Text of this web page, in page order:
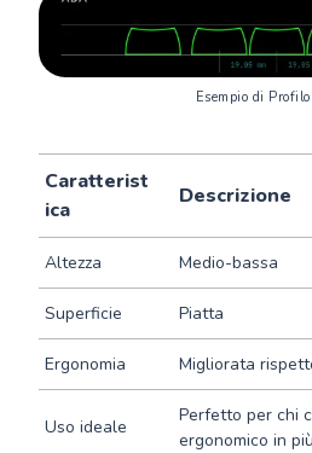
Esempio di Profilo
Caratterist
ica
Descrizione
Altezza Medio-bassa
Superficie Piatta
Ergonomia Migliorata
Uso ideale
Perfetto per chi
ergonomico in più